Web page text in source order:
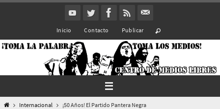
Inicio Contacto Publicar
InicioInternacional ¡50 Años! El Partido Pantera Negra